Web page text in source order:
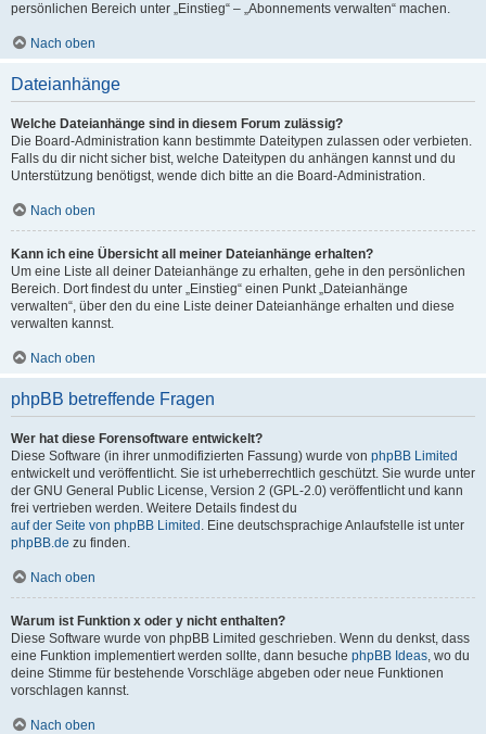
persönlichen Bereich unter „Einstieg“ – „Abonnements verwalten“ machen.
Nach oben
Dateianhänge
Welche Dateianhänge sind in diesem Forum zulässig?
Die Board-Administration kann bestimmte Dateitypen zulassen oder verbieten.
Falls du dir nicht sicher bist, welche Dateitypen du anhängen kannst und du
Unterstützung benötigst, wende dich bitte an die Board-Administration.
Nach oben
Kann ich eine Übersicht all meiner Dateianhänge erhalten?
Um eine Liste all deiner Dateianhänge zu erhalten, gehe in den persönlichen
Bereich. Dort findest du unter „Einstieg“ einen Punkt „Dateianhänge
verwalten“, über den du eine Liste deiner Dateianhänge erhalten und diese
verwalten kannst.
Nach oben
phpBB betreffende Fragen
Wer hat diese Forensoftware entwickelt?
Diese Software (in ihrer unmodifizierten Fassung) wurde von phpBB Limited
entwickelt und veröffentlicht. Sie ist urheberrechtlich geschützt. Sie wurde unter
der GNU General Public License, Version 2 (GPL-2.0) veröffentlicht und kann
frei vertrieben werden. Weitere Details findest du
auf der Seite von phpBB Limited . Eine deutschsprachige Anlaufstelle ist unter
phpBB.de zu finden.
Nach oben
Warum ist Funktion x oder y nicht enthalten?
Diese Software wurde von phpBB Limited geschrieben. Wenn du denkst, dass
eine Funktion implementiert werden sollte, dann besuche phpBB Ideas, wo du
deine Stimme für bestehende Vorschläge abgeben oder neue Funktionen
vorschlagen kannst.
Nach oben